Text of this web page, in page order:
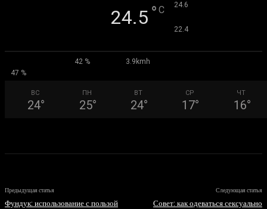
24.5 ° C 24.6
22.4
42 %
3.9kmh
47 %
ВС
24°
ПН
25°
ВТ
24°
СР
17°
ЧТ
16°
Предыдущая статья
Фундук: использование с пользой
Следующая статья
Совет: как одеваться сексуально